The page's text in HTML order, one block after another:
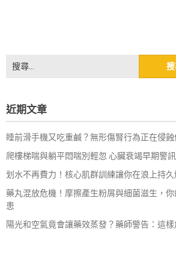
搜
尋
字:
近期文章
睡前滑手機又吃重鹹？無形傷腎行為正在侵
爬樓梯喘與躺平悶喘別輕忽 心臟衰竭早期警
划水不再費力！核心肌群訓練讓你在浪上持久
藥丸混放危機！摩擦產生粉屑與細菌滋生，
患
陽光和空氣竟會讓藥效蒸發？藥師警告：這